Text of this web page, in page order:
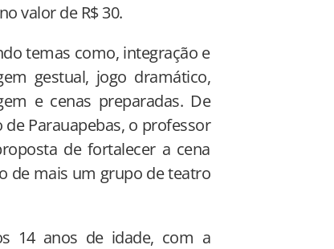
valor de R$ 30.
temas como, integração e
gestual, jogo dramático,
e cenas preparadas. De
Parauapebas, o professor
de fortalecer a cena
de mais um grupo de teatro
14 anos de idade, com a